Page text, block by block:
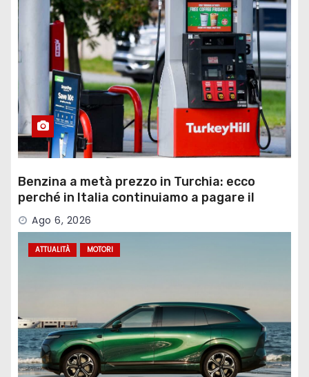
Benzina a metà prezzo in Turchia: ecco
perché in Italia continuiamo a pagare il
doppio
Ago 6, 2026
ATTUALITÀ MOTORI